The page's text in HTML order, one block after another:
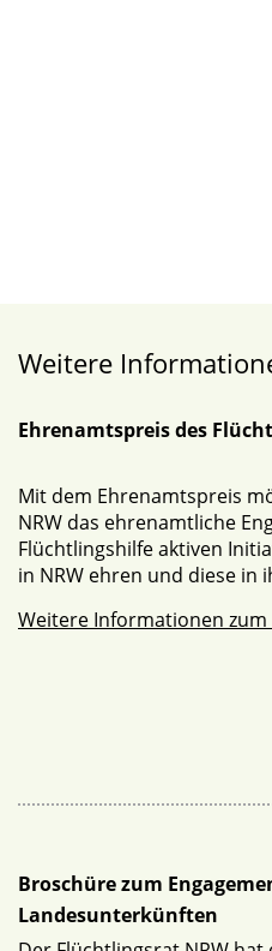
Weitere
Ehrenamtspreis des
Mit dem Ehrenamtspreis
NRW das ehrenamtliche
Flüchtlingshilfe aktiven
in NRW ehren und diese in
Weitere Informationen
Broschüre zum
Landesunterkünften